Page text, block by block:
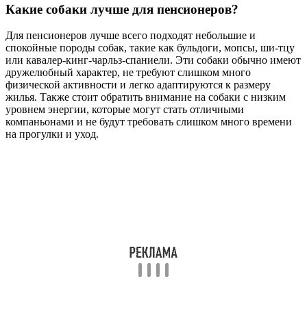
Какие собаки лучше для пенсионеров?
Для пенсионеров лучше всего подходят небольшие и
спокойные породы собак, такие как бульдоги, мопсы, ши-тцу
или кавалер-кинг-чарльз-спаниели. Эти собаки обычно имеют
дружелюбный характер, не требуют слишком много
физической активности и легко адаптируются к размеру
жилья. Также стоит обратить внимание на собаки с низким
уровнем энергии, которые могут стать отличными
компаньонами и не будут требовать слишком много времени
на прогулки и уход.